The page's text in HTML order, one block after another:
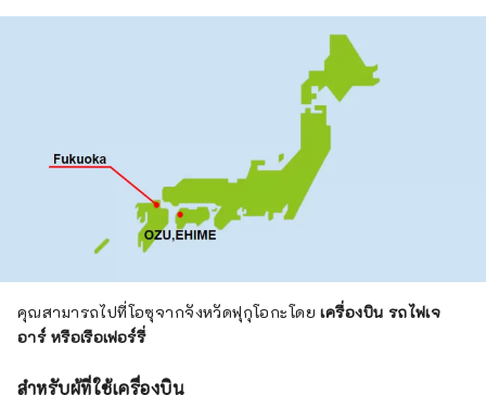
คุณสามารถไปที่โอซุจากจังหวัดฟุกุโอกะโดยเครื่องบิน รถไฟเจ
อาร์ หรือเรือเฟอร์รี่
สำหรับผู้ที่ใช้เครื่องบิน